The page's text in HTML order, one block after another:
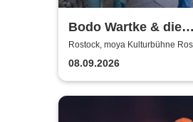
Bodo Wartke & die
SchönenGutenA-
guter Begleitung
Rostock, moya Kulturbühne
08.09.2026